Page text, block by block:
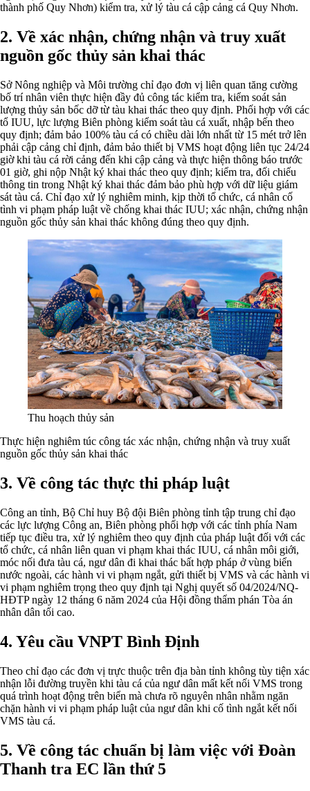
thành phố Quy Nhơn) kiểm tra, xử lý tàu cá cập cảng cá Quy Nhơn.
2. Về xác nhận, chứng nhận và truy xuất
nguồn gốc thủy sản khai thác
Sở Nông nghiệp và Môi trường chỉ đạo đơn vị liên quan tăng cường
bố trí nhân viên thực hiện đầy đủ công tác kiểm tra, kiểm soát sản
lượng thủy sản bốc dỡ từ tàu khai thác theo quy định. Phối hợp với các
tổ IUU, lực lượng Biên phòng kiểm soát tàu cá xuất, nhập bến theo
quy định; đảm bảo 100% tàu cá có chiều dài lớn nhất từ 15 mét trở lên
phải cập cảng chỉ định, đảm bảo thiết bị VMS hoạt động liên tục 24/24
giờ khi tàu cá rời cảng đến khi cập cảng và thực hiện thông báo trước
01 giờ, ghi nộp Nhật ký khai thác theo quy định; kiểm tra, đối chiếu
thông tin trong Nhật ký khai thác đảm bảo phù hợp với dữ liệu giám
sát tàu cá. Chỉ đạo xử lý nghiêm minh, kịp thời tổ chức, cá nhân cố
tình vi phạm pháp luật về chống khai thác IUU; xác nhận, chứng nhận
nguồn gốc thủy sản khai thác không đúng theo quy định.
Thu hoạch thủy sản
Thực hiện nghiêm túc công tác xác nhận, chứng nhận và truy xuất
nguồn gốc thủy sản khai thác
3. Về công tác thực thi pháp luật
Công an tỉnh, Bộ Chỉ huy Bộ đội Biên phòng tỉnh tập trung chỉ đạo
các lực lượng Công an, Biên phòng phối hợp với các tỉnh phía Nam
tiếp tục điều tra, xử lý nghiêm theo quy định của pháp luật đối với các
tổ chức, cá nhân liên quan vi phạm khai thác IUU, cá nhân môi giới,
móc nối đưa tàu cá, ngư dân đi khai thác bất hợp pháp ở vùng biển
nước ngoài, các hành vi vi phạm ngắt, gửi thiết bị VMS và các hành vi
vi phạm nghiêm trọng theo quy định tại Nghị quyết số 04/2024/NQ-
HĐTP ngày 12 tháng 6 năm 2024 của Hội đồng thẩm phán Tòa án
nhân dân tối cao.
4. Yêu cầu VNPT Bình Định
Theo chỉ đạo các đơn vị trực thuộc trên địa bàn tỉnh không tùy tiện xác
nhận lỗi đường truyền khi tàu cá của ngư dân mất kết nối VMS trong
quá trình hoạt động trên biển mà chưa rõ nguyên nhân nhằm ngăn
chặn hành vi vi phạm pháp luật của ngư dân khi cố tình ngắt kết nối
VMS tàu cá.
5. Về công tác chuẩn bị làm việc với Đoàn
Thanh tra EC lần thứ 5